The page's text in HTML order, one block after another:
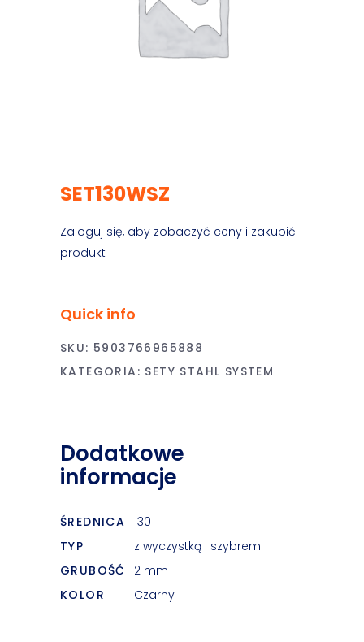
SET130WSZ
Zaloguj się, aby zobaczyć ceny i zakupić
produkt
Quick info
SKU: 5903766965888
KATEGORIA: SETY STAHL SYSTEM
Dodatkowe
informacje
ŚREDNICA 130
TYP
z wyczystką i szybrem
GRUBOŚĆ
2 mm
KOLOR
Czarny